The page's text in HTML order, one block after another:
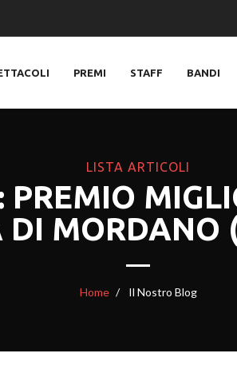
PREMI STAFF BANDI
LISTA ARTICOLI
PREMIO
DI
Home Il Nostro Blog